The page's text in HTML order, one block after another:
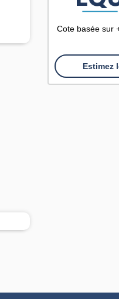
Cote basée sur
Estimez